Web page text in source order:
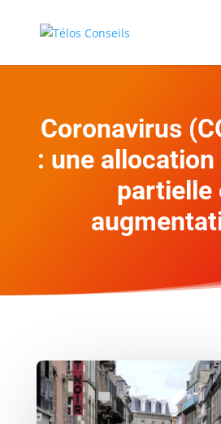
Coronavirus
: une allocation
partielle